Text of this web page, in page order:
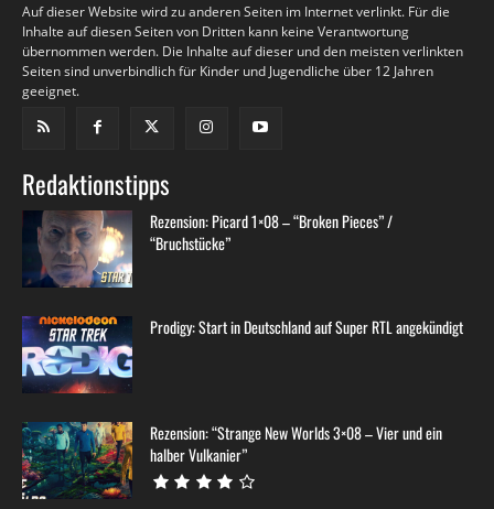
Auf dieser Website wird zu anderen Seiten im Internet verlinkt. Für die
Inhalte auf diesen Seiten von Dritten kann keine Verantwortung
übernommen werden. Die Inhalte auf dieser und den meisten verlinkten
Seiten sind unverbindlich für Kinder und Jugendliche über 12 Jahren
geeignet.
Redaktionstipps
Rezension: Picard 1×08 – “Broken Pieces” /
“Bruchstücke”
Prodigy: Start in Deutschland auf Super RTL angekündigt
Rezension: “Strange New Worlds 3×08 – Vier und ein
halber Vulkanier”